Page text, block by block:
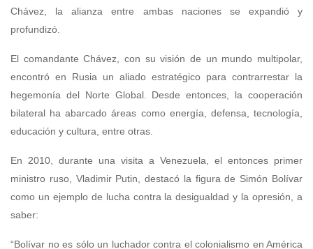
Chávez, la alianza entre ambas naciones se expandió y
profundizó.
El comandante Chávez, con su visión de un mundo multipolar,
encontró en Rusia un aliado estratégico para contrarrestar la
hegemonía del Norte Global. Desde entonces, la cooperación
bilateral ha abarcado áreas como energía, defensa, tecnología,
educación y cultura, entre otras.
En 2010, durante una visita a Venezuela, el entonces primer
ministro ruso, Vladimir Putin, destacó la figura de Simón Bolívar
como un ejemplo de lucha contra la desigualdad y la opresión, a
saber:
“Bolívar no es sólo un luchador contra el colonialismo en América